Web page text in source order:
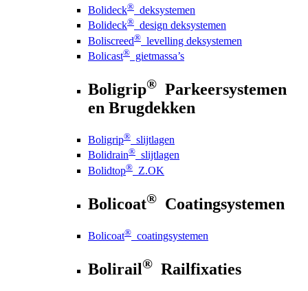
Bolideck® deksystemen
Bolideck® design deksystemen
Boliscreed® levelling deksystemen
Bolicast® gietmassa’s
Boligrip® Parkeersystemen
en Brugdekken
Boligrip® slijtlagen
Bolidrain® slijtlagen
Bolidtop® Z.OK
Bolicoat® Coatingsystemen
Bolicoat® coatingsystemen
Bolirail® Railfixaties